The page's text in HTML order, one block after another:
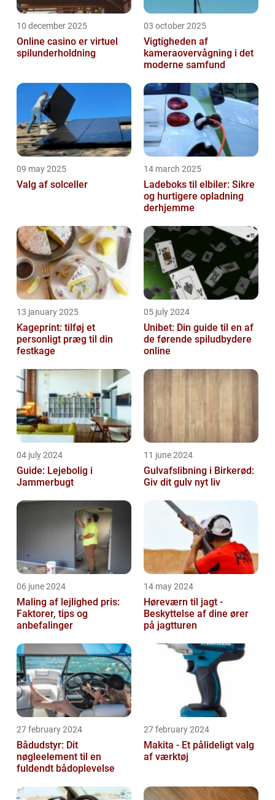
10 december 2025
Online casino er virtuel
spilunderholdning
03 october 2025
Vigtigheden af
kameraovervågning i det
moderne samfund
09 may 2025
Valg af solceller
14 march 2025
Ladeboks til elbiler: Sikre
og hurtigere opladning
derhjemme
13 january 2025
Kageprint: tilføj et
personligt præg til din
festkage
05 july 2024
Unibet: Din guide til en af
de førende spiludbydere
online
04 july 2024
Guide: Lejebolig i
Jammerbugt
11 june 2024
Gulvafslibning i Birkerød:
Giv dit gulv nyt liv
06 june 2024
Maling af lejlighed pris:
Faktorer, tips og
anbefalinger
14 may 2024
Høreværn til jagt -
Beskyttelse af dine ører
på jagtturen
27 february 2024
Bådudstyr: Dit
nøgleelement til en
fuldendt bådoplevelse
27 february 2024
Makita - Et pålideligt valg
af værktøj